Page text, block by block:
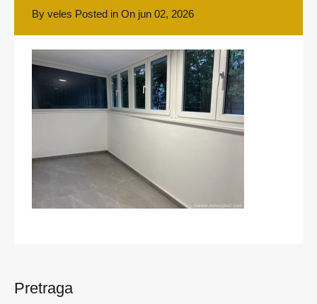
By veles Posted in On jun 02, 2026
Pretraga